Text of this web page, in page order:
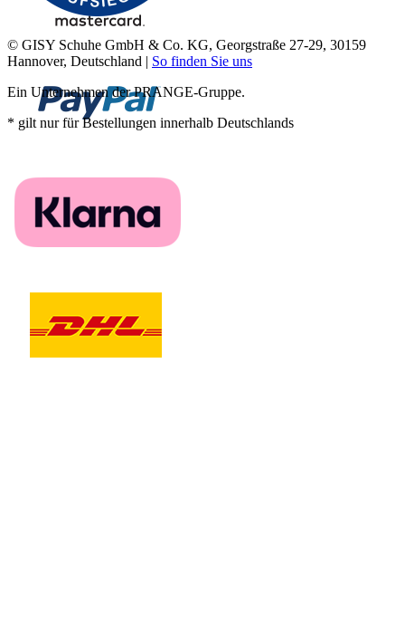
© GISY Schuhe GmbH & Co. KG, Georgstraße 27-29, 30159
Hannover, Deutschland | So finden Sie uns
Ein Unternehmen der PRANGE-Gruppe.
* gilt nur für Bestellungen innerhalb Deutschlands